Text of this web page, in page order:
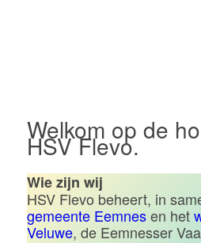
Welkom op de
HSV Flevo.
Wie zijn wij
HSV Flevo beheert, in
gemeente Eemnesen het
Veluwe, de Eemnesser